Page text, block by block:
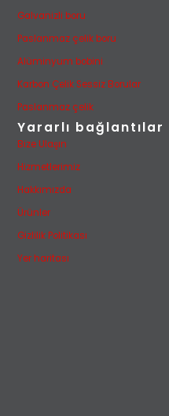
Galvanizli boru
Paslanmaz çelik boru
Alüminyum bobini
Karbon Çelik Sessiz Borular
Paslanmaz çelik
Yararlı bağlantılar
Bize Ulaşın
Hizmetlerimiz
Hakkımızda
Ürünler
Gizlilik Politikası
Yer haritası